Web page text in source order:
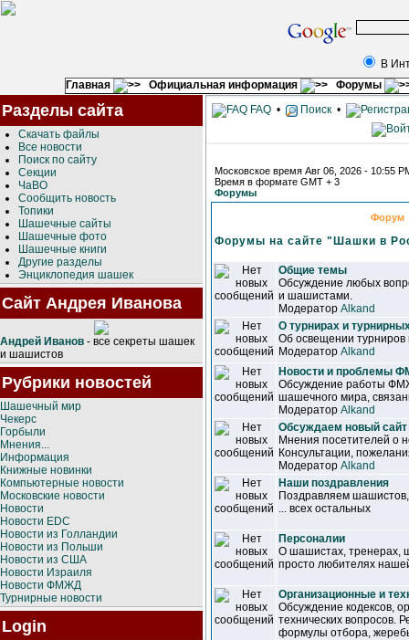
В
Главная
Официальная информация Форумы
Разделы сайта
Скачать файлы
Все новости
Поиск по сайту
Секции
ЧаВО
Сообщить новость
Топики
Шашечные сайты
Шашечные фото
Шашечные книги
Другие разделы
Энциклопедия шашек
Сайт Андрея Иванова
Андрей Иванов - все секреты шашек
и шашистов
Рубрики новостей
Шашечный мир
Чекерс
Горбыли
Мнения...
Информация
Книжные новинки
Компьютерные новости
Московские новости
Новости
Новости EDC
Новости из Голландии
Новости из Польши
Новости из США
Новости Израиля
Новости ФМЖД
Турнирные новости
Login
FAQ • Поиск •
Московское время Авг 06, 2026 - 10:55
Время в формате GMT + 3
Форумы
Форум
Форумы на сайте "Шашки в
Общие темы
Обсуждение любых
и шашистами.
Модератор Alkand
О турнирах и
Об освещении турниров
Модератор Alkand
Новости и
Обсуждение работы
шашечного мира,
Модератор Alkand
Обсуждаем новый сайт
Мнения посетителей о
Консультации,
Модератор Alkand
Наши поздравления
Поздравляем
... всех остальных
Персоналии
О шашистах, тренерах,
просто любителях
Организационные и
Обсуждение кодексов,
технических вопросов.
формулы отбора,